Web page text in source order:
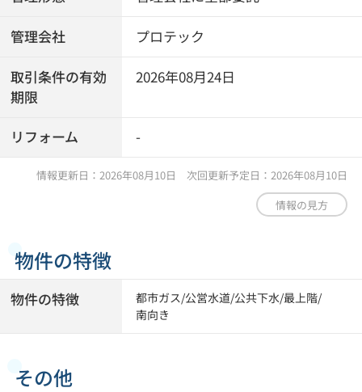
管理会社 プロテック
取引条件の有効
期限
2026年08月24日
リフォーム -
情報更新日：2026年08月10日 次回更新予定日：2026年08月10日
情報の見方
物件の特徴
物件の特徴 都市ガス/公営水道/公共下水/最上階/
南向き
その他